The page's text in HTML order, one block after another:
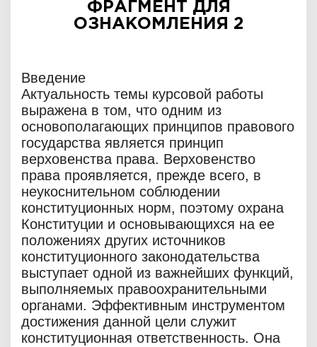
ФРАГМЕНТ ДЛЯ
ОЗНАКОМЛЕНИЯ 2
Введение
Актуальность темы курсовой работы
выражена в том, что одним из
основополагающих принципов правового
государства является принцип
верховенства права. Верховенство
права проявляется, прежде всего, в
неукоснительном соблюдении
конституционных норм, поэтому охрана
Конституции и основывающихся на ее
положениях других источников
конституционного законодательства
выступает одной из важнейших функций,
выполняемых правоохранительными
органами. Эффективным инструментом
достижения данной цели служит
конституционная ответственность. Она